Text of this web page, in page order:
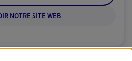
NOTRE SITE WEB